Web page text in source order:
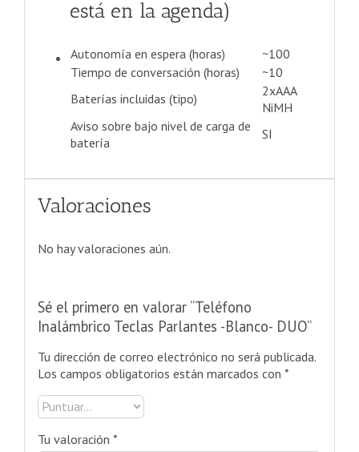
está en la agenda)
Autonomía en espera (horas)
~100
Tiempo de conversación (horas)
~10
Baterías incluidas (tipo)
2xAAA
NiMH
Aviso sobre bajo nivel de carga de
batería
SI
Valoraciones
No hay valoraciones aún.
Sé el primero en valorar “Teléfono
Inalámbrico Teclas Parlantes -Blanco- DUO”
Tu dirección de correo electrónico no será publicada.
Los campos obligatorios están marcados con *
Tu valoración *